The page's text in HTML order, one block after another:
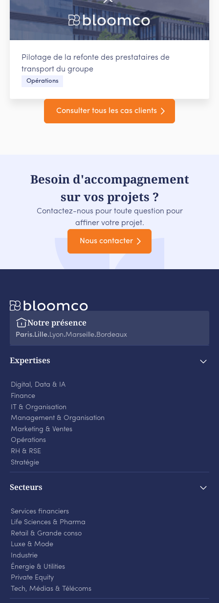
Pilotage de la refonte des prestataires de
transport du groupe
Opérations
Consulter tous les cas clients
Besoin d'accompagnement
sur vos projets ?
Contactez-nous pour toute question pour
affiner votre projet.
Nous contacter
Notre présence
Paris‧Lille‧Lyon‧Marseille‧Bordeaux
Expertises
Digital, Data & IA
Finance
IT & Organisation
Management & Organisation
Marketing & Ventes
Opérations
RH & RSE
Stratégie
Secteurs
Services financiers
Life Sciences & Pharma
Retail & Grande conso
Luxe & Mode
Industrie
Énergie & Utilities
Private Equity
Tech, Médias & Télécoms